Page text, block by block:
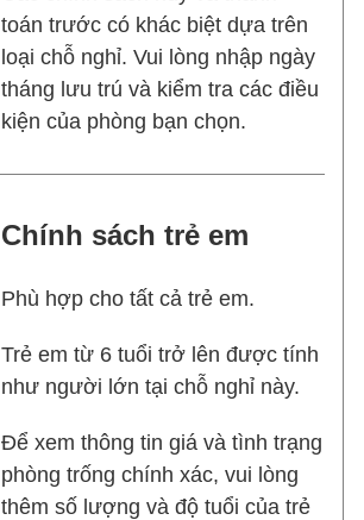
toán trước có khác biệt dựa trên
loại chỗ nghỉ. Vui lòng nhập ngày
tháng lưu trú và kiểm tra các điều
kiện của phòng bạn chọn.
Chính sách trẻ em
Phù hợp cho tất cả trẻ em.
Trẻ em từ 6 tuổi trở lên được tính
như người lớn tại chỗ nghỉ này.
Để xem thông tin giá và tình trạng
phòng trống chính xác, vui lòng
thêm số lượng và độ tuổi của trẻ